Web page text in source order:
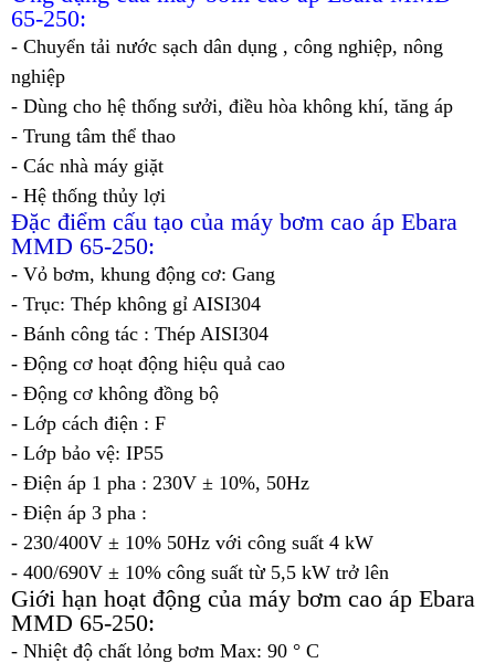
65-250:
- Chuyển tải nước sạch dân dụng , công nghiệp, nông
nghiệp
- Dùng cho hệ thống sưởi, điều hòa không khí, tăng áp
- Trung tâm thể thao
- Các nhà máy giặt
- Hệ thống thủy lợi
Đặc điểm cấu tạo của máy bơm cao áp Ebara
MMD 65-250:
- Vỏ bơm, khung động cơ: Gang
- Trục: Thép không gỉ AISI304
- Bánh công tác : Thép AISI304
- Động cơ hoạt động hiệu quả cao
- Động cơ không đồng bộ
- Lớp cách điện : F
- Lớp bảo vệ: IP55
- Điện áp 1 pha : 230V ± 10%, 50Hz
- Điện áp 3 pha :
- 230/400V ± 10% 50Hz với công suất 4 kW
- 400/690V ± 10% công suất từ 5,5 kW trở lên
Giới hạn hoạt động của máy bơm cao áp Ebara
MMD 65-250:
- Nhiệt độ chất lỏng bơm Max: 90 ° C